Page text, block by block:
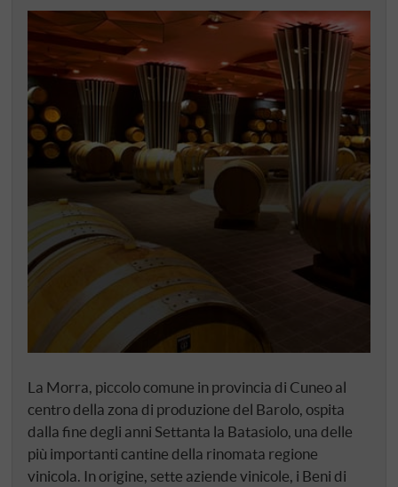
La Morra, piccolo comune in provincia di Cuneo al
centro della zona di produzione del Barolo, ospita
dalla fine degli anni Settanta la Batasiolo, una delle
più importanti cantine della rinomata regione
vinicola. In origine, sette aziende vinicole, i Beni di